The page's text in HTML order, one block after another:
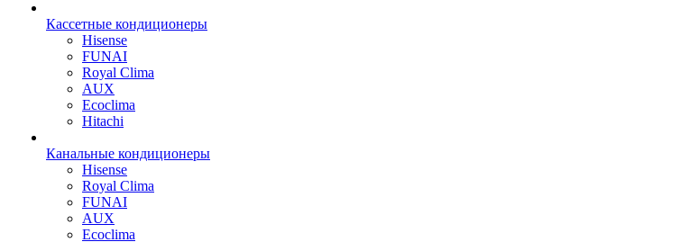
Кассетные кондиционеры
Hisense
FUNAI
Royal Clima
AUX
Ecoclima
Hitachi
Канальные кондиционеры
Hisense
Royal Clima
FUNAI
AUX
Ecoclima